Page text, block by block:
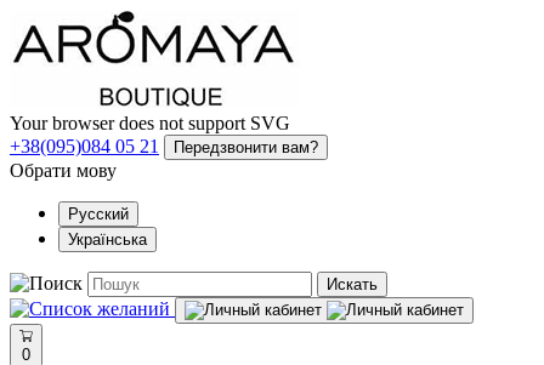
Your browser does not support SVG
+38(095)084 05 21
Передзвонити вам?
Обрати мову
Русский
Українська
Искать
0